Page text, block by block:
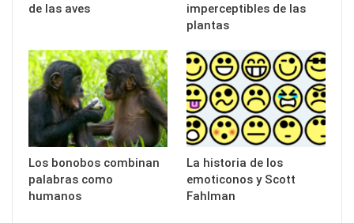
de las aves
imperceptibles de las
plantas
Los bonobos combinan
palabras como
humanos
La historia de los
emoticonos y Scott
Fahlman